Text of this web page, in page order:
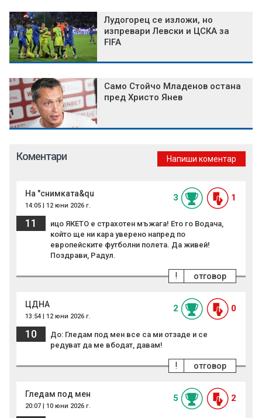
Лудогорец се изложи, но
изпревари Левски и ЦСКА за
FIFA
Само Стойчо Младенов остана
пред Христо Янев
Коментари Напиши коментар
На "снимката&qu
14:05 | 12 юни 2026 г.
3 1
11
ицо ЯКЕТО е страхотен мъжага! Ето го Водача,
който ще ни кара уверено напред по
европейските футболни полета. Да живей!
Поздрави, Радул.
отговор
!
ЦДНА
13:54 | 12 юни 2026 г.
2 0
10
До: Гледам под мен все са ми отзаде и се
редуват да ме вбодат, давам!
отговор
!
Гледам под мен
20:07 | 10 юни 2026 г.
5 2